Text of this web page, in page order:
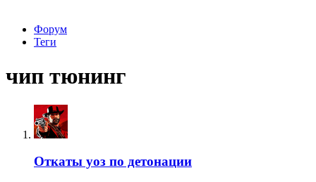
Форум
Теги
чип тюнинг
Откаты уоз по детонации